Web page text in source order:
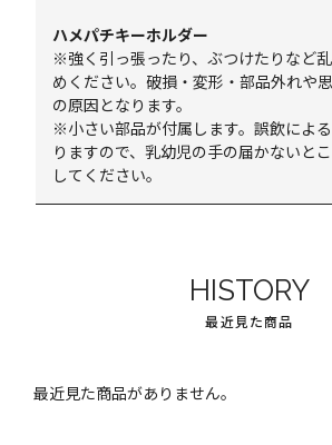
ハメパチキーホルダー
※強く引っ張ったり、ぶつけたりなど
めください。破損・変形・部品外れや
の原因となります。
※小さい部品が付属します。誤飲によ
りますので、乳幼児の手の届かないと
してください。
HISTORY
最近見た商品
最近見た商品がありません。